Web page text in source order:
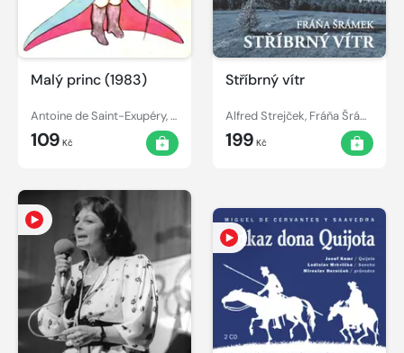
Malý princ (1983)
Antoine de Saint-Exupéry, František Pavlíček
109 Kč
Stříbrný vítr
Alfred Strejček, Fráňa Šrámek
199 Kč